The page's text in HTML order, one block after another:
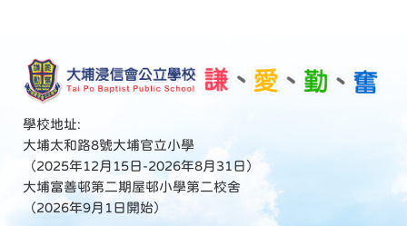
學校地址:
大埔太和路8號大埔官立小學
（2025年12月15日-2026年8月31日）
大埔富善邨第二期屋邨小學第二校舍
（2026年9月1日開始）